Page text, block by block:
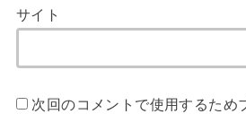
サイト
次回のコメントで使用するため